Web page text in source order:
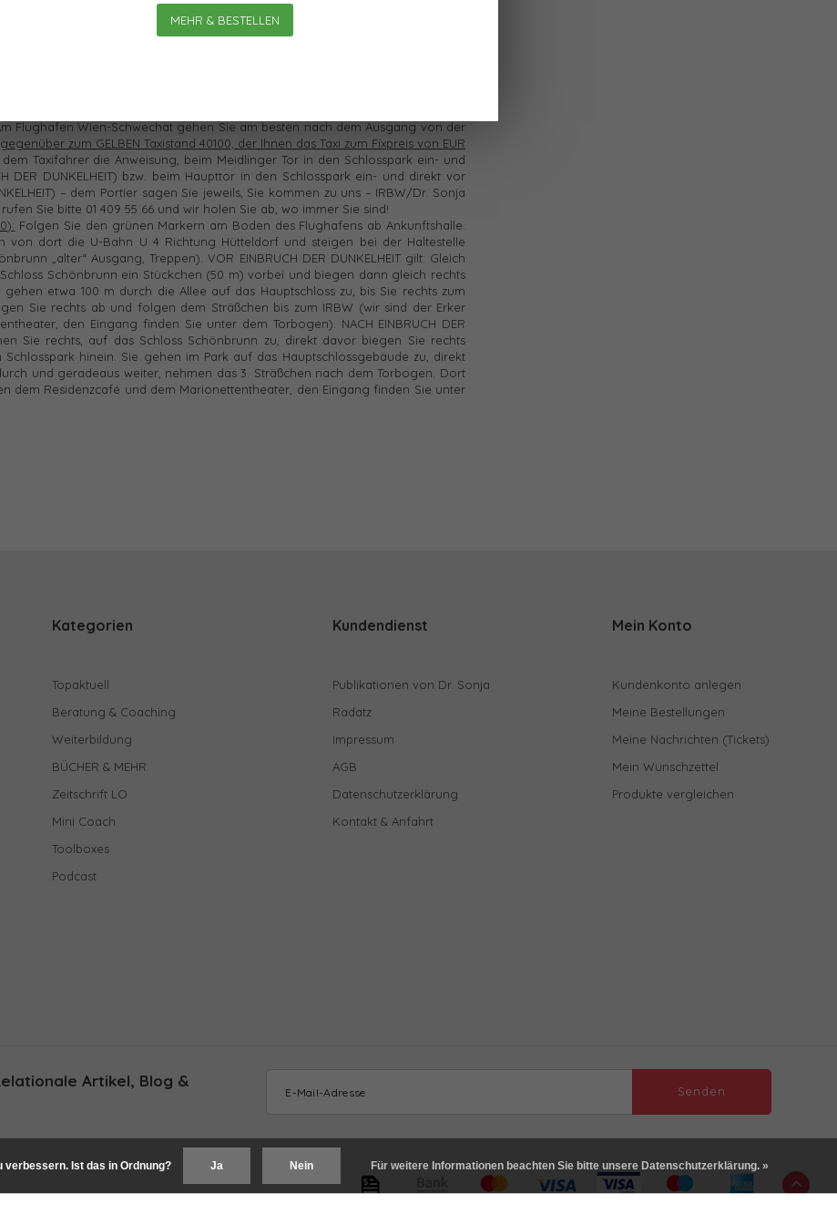
MEHR & BESTELLEN
unsere Institutstüre zu fahren (VOR EINBRUCH DER DUNKELHEIT) bzw. beim
zu fahren (NACH EINBRUCH DER DUNKELHEIT) – dem Portier sagen
und nehmen Sie den „alten“ Ausgang, Treppen). und folgen Sie weiter
von Wien“ oben!
Flughafen Wien-Schwechat gehen Sie am besten nach dem Ausgang von der
zum GELBEN Taxistand 40100, der Ihnen das Taxi zum Fixpreis von EUR
Taxifahrer die Anweisung, beim Meidlinger Tor in den Schlosspark ein- und
DER DUNKELHEIT) bzw. beim Haupttor in den Schlosspark ein- und direkt vor
– dem Portier sagen Sie jeweils, Sie kommen zu uns – IRBW/Dr. Sonja
Sie bitte 01 409 55 66 und wir holen Sie ab, wo immer Sie sind!
Folgen Sie den grünen Markern am Boden des Flughafens ab Ankunftshalle.
von dort die U-Bahn U 4 Richtung Hütteldorf und steigen bei der Haltestelle
„alter“ Ausgang, Treppen). VOR EINBRUCH DER DUNKELHEIT gilt: Gleich
Schönbrunn ein Stückchen (50 m) vorbei und biegen dann gleich rechts
etwa 100 m durch die Allee auf das Hauptschloss zu, bis Sie rechts zum
Sie rechts ab und folgen dem Sträßchen bis zum IRBW (wir sind der Erker
den Eingang finden Sie unter dem Torbogen). NACH EINBRUCH DER
Sie rechts, auf das Schloss Schönbrunn zu, direkt davor biegen Sie rechts
hinein. Sie gehen im Park auf das Hauptschlossgebäude zu, direkt
und geradeaus weiter, nehmen das 3. Sträßchen nach dem Torbogen. Dort
dem Residenzcafé und dem Marionettentheater, den Eingang finden Sie unter
Kategorien
Topaktuell
Beratung & Coaching
Weiterbildung
BÜCHER & MEHR
Zeitschrift LO
Mini Coach
Toolboxes
Podcast
Kundendienst
Publikationen von Dr. Sonja
Radatz
Impressum
AGB
Datenschutzerklärung
Kontakt & Anfahrt
Mein Konto
Kundenkonto anlegen
Meine Bestellungen
Meine Nachrichten (Tickets)
Mein Wunschzettel
Produkte vergleichen
Artikel, Blog &
Senden
verbessern. Ist das in Ordnung? Ja Nein Für weitere Informationen beachten Sie bitte unsere Datenschutzerklärung. »